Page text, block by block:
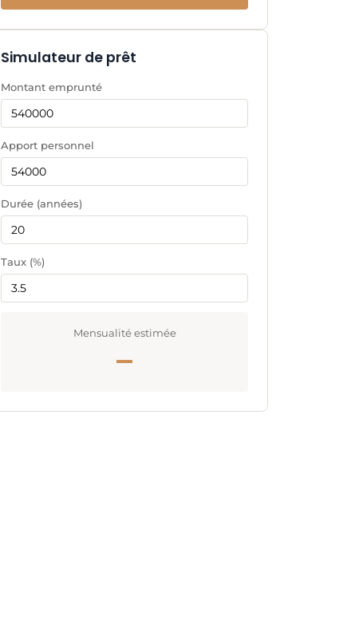
Simulateur de prêt
Montant emprunté
Apport personnel
Durée (années)
Taux (%)
Mensualité estimée
—